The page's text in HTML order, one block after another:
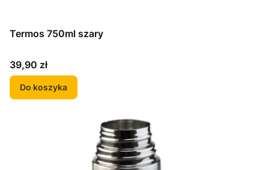
Termos 750ml szary
Cena
39,90 zł
Do koszyka